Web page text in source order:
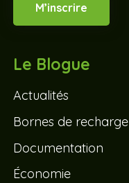
M’inscrire
Le Blogue
Actualités
Bornes de recharge
Documentation
Économie